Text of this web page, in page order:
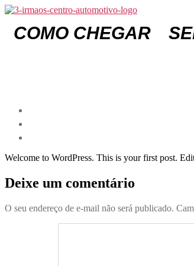
Pular
conteúdo
COMO CHEGAR
Welcome to WordPress. This is your first post.
Deixe um comentário
O seu endereço de e-mail não será publicado.